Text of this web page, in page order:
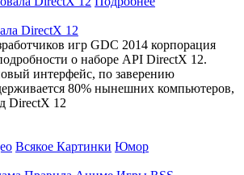
DirectX 12
игр GDC 2014 корпорация
о наборе API DirectX 12.
интерфейс, по заверению
80% нынешних компьютеров,
DirectX 12
Всякое Картинки Юмор